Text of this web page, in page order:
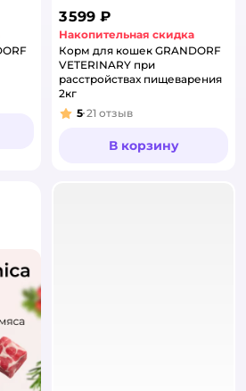
3 599 ₽
Накопительная скидка
Корм для кошек GRANDORF
VETERINARY при
расстройствах пищеварения
2кг
Рейтинг:
5 21 отзыв
В корзину